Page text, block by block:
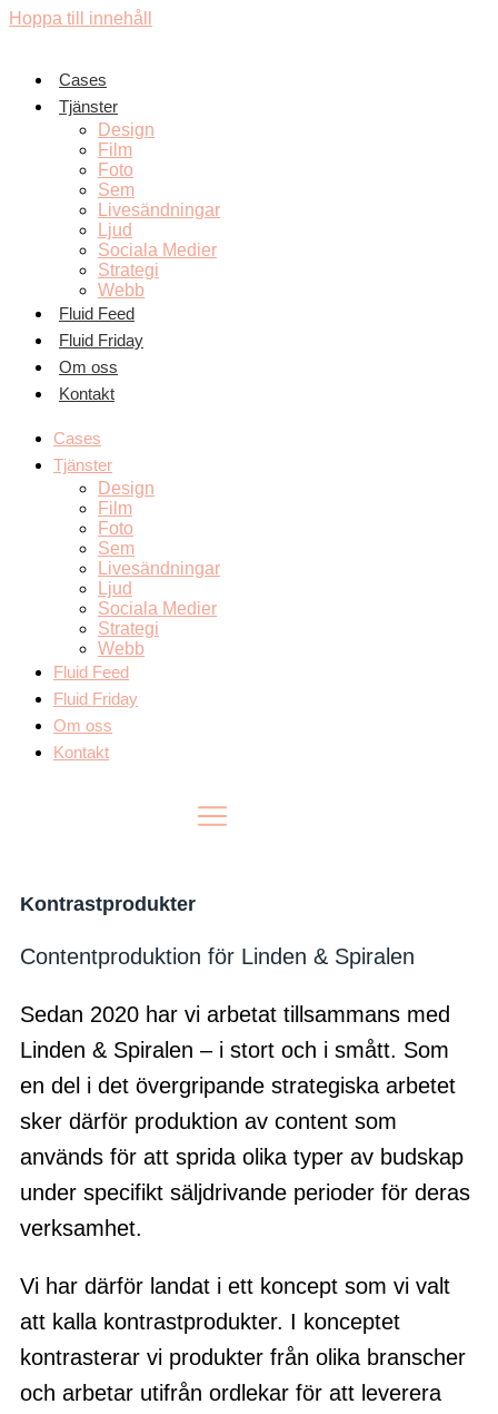
Hoppa till innehåll
Cases
Tjänster
Design
Film
Foto
Sem
Livesändningar
Ljud
Sociala Medier
Strategi
Webb
Fluid Feed
Fluid Friday
Om oss
Kontakt
Cases
Tjänster
Design
Film
Foto
Sem
Livesändningar
Ljud
Sociala Medier
Strategi
Webb
Fluid Feed
Fluid Friday
Om oss
Kontakt
Kontrastprodukter
Contentproduktion för Linden & Spiralen
Sedan 2020 har vi arbetat tillsammans med
Linden & Spiralen – i stort och i smått. Som
en del i det övergripande strategiska arbetet
sker därför produktion av content som
används för att sprida olika typer av budskap
under specifikt säljdrivande perioder för deras
verksamhet.
Vi har därför landat i ett koncept som vi valt
att kalla kontrastprodukter. I konceptet
kontrasterar vi produkter från olika branscher
och arbetar utifrån ordlekar för att leverera